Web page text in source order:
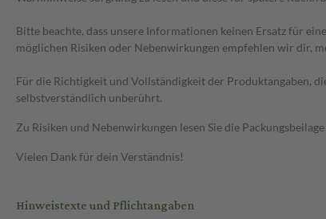
Bitte beachte, dass unsere Informationen keinen Ersatz für
möglichen Risiken oder Nebenwirkungen empfehlen wir dir,
Für die Richtigkeit und Vollständigkeit der Produktangaben,
selbstverständlich unberührt.
Zu Risiken und Nebenwirkungen lesen Sie die
Vielen Dank für dein Verständnis!
Hinweistexte und Pflichtangaben